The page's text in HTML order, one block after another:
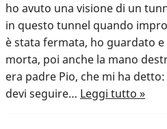
ho avuto una visione di un
in questo tunnel quando
è stata fermata, ho guardato
morta, poi anche la mano
era padre Pio, che mi ha
devi seguire… Leggi tutto »